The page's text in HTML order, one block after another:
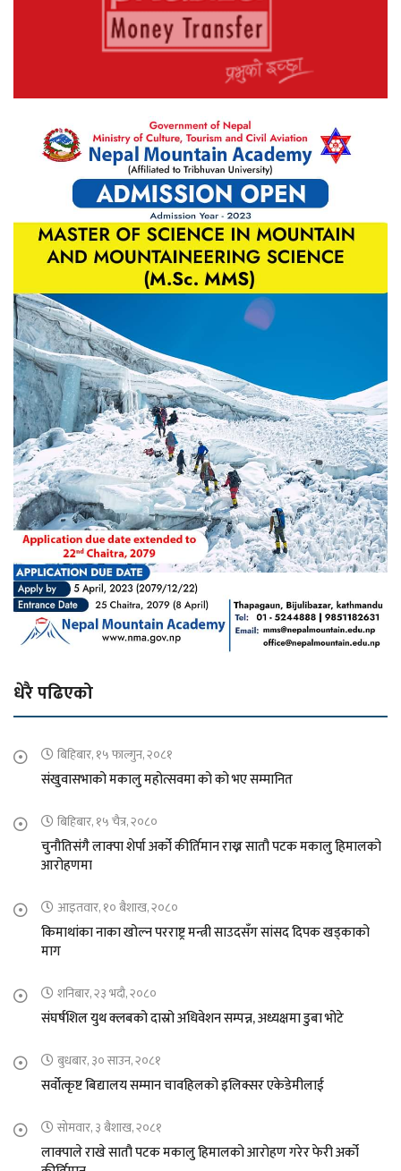
धेरै पढिएको
बिहिबार, १५ फाल्गुन, २०८१
संखुवासभाको मकालु महोत्सवमा को को भए सम्मानित
बिहिबार, १५ चैत्र, २०८०
चुनौतिसंगै लाक्पा शेर्पा अर्को कीर्तिमान राख्न सातौ पटक मकालु हिमालको
आरोहणमा
आइतवार, १० बैशाख, २०८०
किमाथांका नाका खोल्न परराष्ट्र मन्त्री साउदसँग सांसद दिपक खड्काको
माग
शनिबार, २३ भदौ, २०८०
संघर्षशिल युथ क्लबको दास्रो अधिवेशन सम्पन्न, अध्यक्षमा डुबा भोटे
बुधबार, ३० साउन, २०८१
सर्वोत्कृष्ट बिद्यालय सम्मान चावहिलको इलिक्सर एकेडेमीलाई
सोमवार, ३ बैशाख, २०८१
लाक्पाले राखे सातौ पटक मकालु हिमालको आरोहण गरेर फेरी अर्को